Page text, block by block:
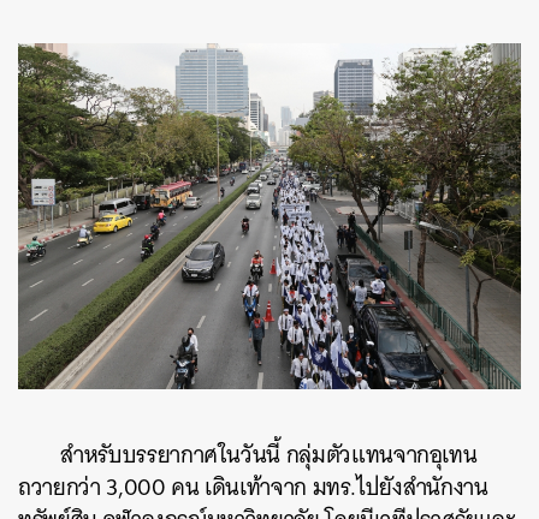
สำหรับบรรยากาศในวันนี้ กลุ่มตัวแทนจากอุเทน
ถวายกว่า 3,000 คน เดินเท้าจาก มทร.ไปยังสำนักงาน